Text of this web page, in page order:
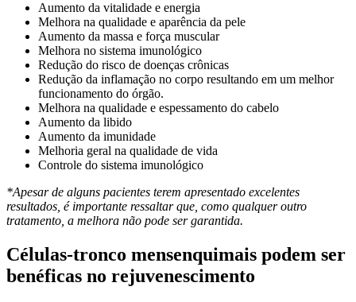
Aumento da vitalidade e energia
Melhora na qualidade e aparência da pele
Aumento da massa e força muscular
Melhora no sistema imunológico
Redução do risco de doenças crônicas
Redução da inflamação no corpo resultando em um melhor
funcionamento do órgão.
Melhora na qualidade e espessamento do cabelo
Aumento da libido
Aumento da imunidade
Melhoria geral na qualidade de vida
Controle do sistema imunológico
*Apesar de alguns pacientes terem apresentado excelentes
resultados, é importante ressaltar que, como qualquer outro
tratamento, a melhora não pode ser garantida.
Células-tronco mensenquimais podem ser
benéficas no rejuvenescimento